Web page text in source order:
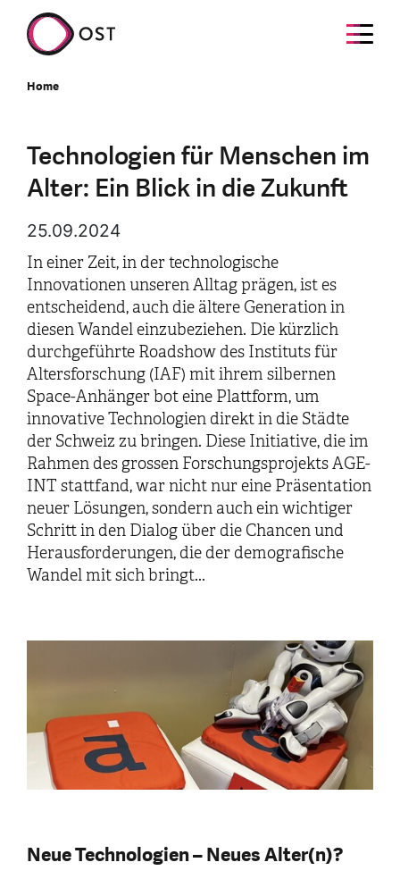
Home
Technologien für Menschen im
Alter: Ein Blick in die Zukunft
25.09.2024
In einer Zeit, in der technologische
Innovationen unseren Alltag prägen, ist es
entscheidend, auch die ältere Generation in
diesen Wandel einzubeziehen. Die kürzlich
durchgeführte Roadshow des Instituts für
Altersforschung (IAF) mit ihrem silbernen
Space-Anhänger bot eine Plattform, um
innovative Technologien direkt in die Städte
der Schweiz zu bringen. Diese Initiative, die im
Rahmen des grossen Forschungsprojekts AGE-
INT stattfand, war nicht nur eine Präsentation
neuer Lösungen, sondern auch ein wichtiger
Schritt in den Dialog über die Chancen und
Herausforderungen, die der demografische
Wandel mit sich bringt...
Neue Technologien – Neues Alter(n)?